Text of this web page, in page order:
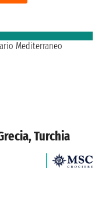
Turchia